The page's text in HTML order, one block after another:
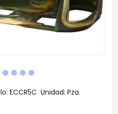
ECCR5C Unidad: Pza.